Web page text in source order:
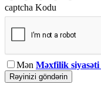
captcha Kodu
Mən Məxfilik siyasəti
Rəyinizi göndərin